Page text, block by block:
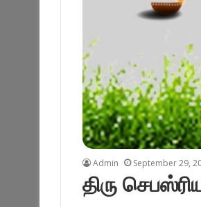
Admin September 29,
திரு